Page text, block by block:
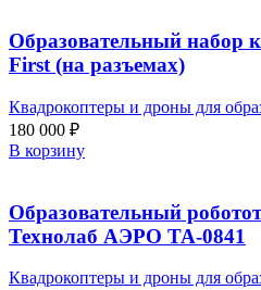
Образовательный набор
First (на разъемах)
Квадрокоптеры и дроны для
180 000 ₽
В корзину
Образовательный
Технолаб АЭРО ТА-0841
Квадрокоптеры и дроны для